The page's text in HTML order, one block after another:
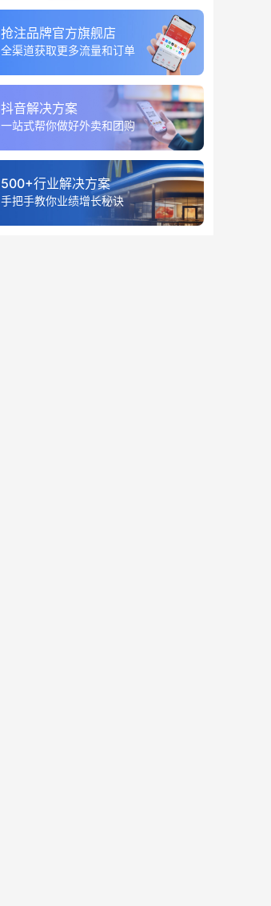
抢注品牌官方旗舰店
全渠道获取更多流量和订单
抖音解决方案
一站式帮你做好外卖和团购
500+行业解决方案
手把手教你业绩增长秘诀